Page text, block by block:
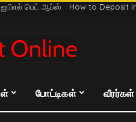
ஐபிஎல் பெட் ஆப்ஸ் How to Deposit
போட்டிகள் வீரர்கள்